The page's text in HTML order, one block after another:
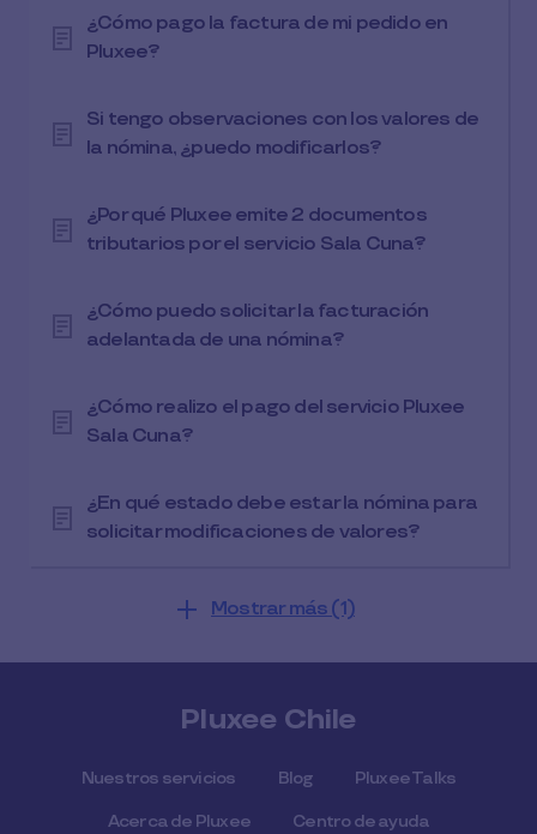
¿Cómo pago la factura de mi pedido en
Pluxee?
Si tengo observaciones con los valores de
la nómina, ¿puedo modificarlos?
¿Por qué Pluxee emite 2 documentos
tributarios por el servicio Sala Cuna?
¿Cómo puedo solicitar la facturación
adelantada de una nómina?
¿Cómo realizo el pago del servicio Pluxee
Sala Cuna?
¿En qué estado debe estar la nómina para
solicitar modificaciones de valores?
Mostrar más (1)
Pluxee Chile
Nuestros servicios Blog Pluxee Talks
Acerca de Pluxee Centro de ayuda